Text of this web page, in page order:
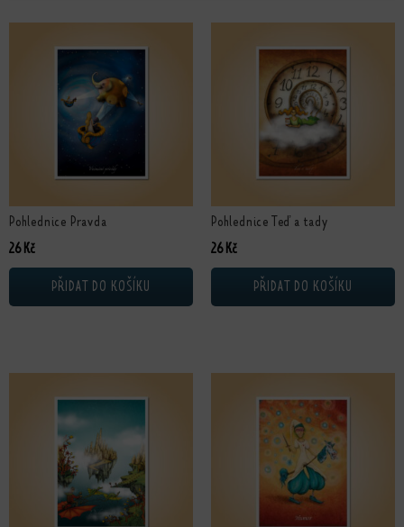
Pohlednice Pravda
26Kč
PŘIDAT DO KOŠÍKU
Pohlednice Teď a tady
26Kč
PŘIDAT DO KOŠÍKU